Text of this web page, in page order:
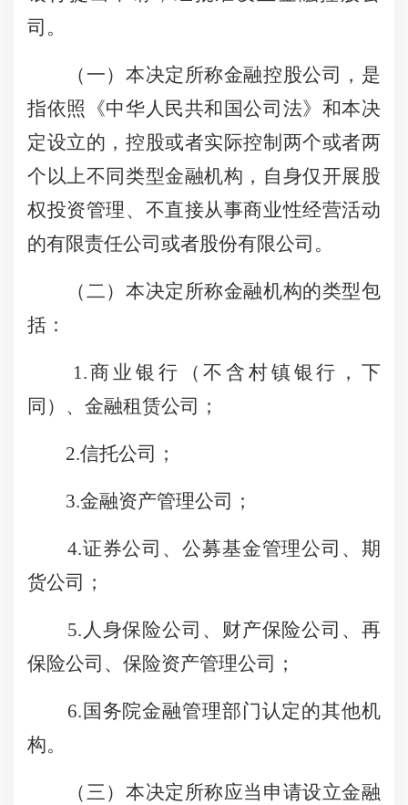
司。
（一）本决定所称金融控股公司，是
指依照《中华人民共和国公司法》和本决
定设立的，控股或者实际控制两个或者两
个以上不同类型金融机构，自身仅开展股
权投资管理、不直接从事商业性经营活动
的有限责任公司或者股份有限公司。
（二）本决定所称金融机构的类型包
括：
1.商业银行（不含村镇银行，下
同）、金融租赁公司；
2.信托公司；
3.金融资产管理公司；
4.证券公司、公募基金管理公司、期
货公司；
5.人身保险公司、财产保险公司、再
保险公司、保险资产管理公司；
6.国务院金融管理部门认定的其他机
构。
（三）本决定所称应当申请设立金融